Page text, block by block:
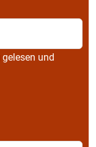
gelesen und